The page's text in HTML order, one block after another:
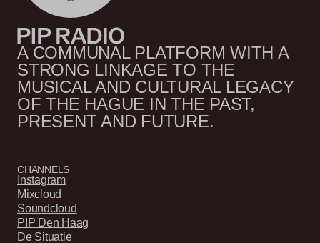
A COMMUNAL PLATFORM WITH A
STRONG LINKAGE TO THE
MUSICAL AND CULTURAL LEGACY
OF THE HAGUE IN THE PAST,
PRESENT AND FUTURE.
CHANNELS
Instagram
Mixcloud
Soundcloud
PIP Den Haag
De Situatie